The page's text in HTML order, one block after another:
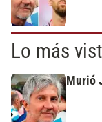
Lo más
Murió